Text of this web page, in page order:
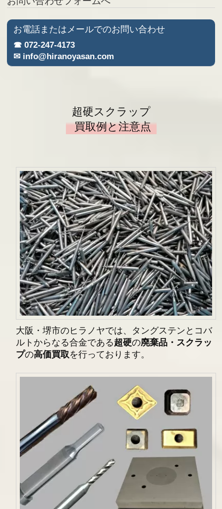
お電話またはメールでのお問い合わせ
☎ 072-247-4173
✉ info@hiranoyasan.com
超硬スクラップ
買取例と注意点
大阪・堺市のヒラノヤでは、タングステンとコバ
ルトからなる合金である超硬の廃棄品・スクラッ
プの高価買取を行っております。